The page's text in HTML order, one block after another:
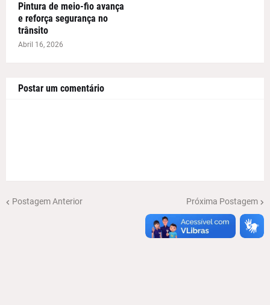
Pintura de meio-fio avança
e reforça segurança no
trânsito
Abril 16, 2026
Postar um comentário
Postagem Anterior Próxima Postagem